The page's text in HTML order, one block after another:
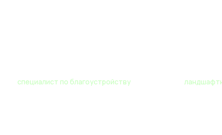
специалист по благоустройству